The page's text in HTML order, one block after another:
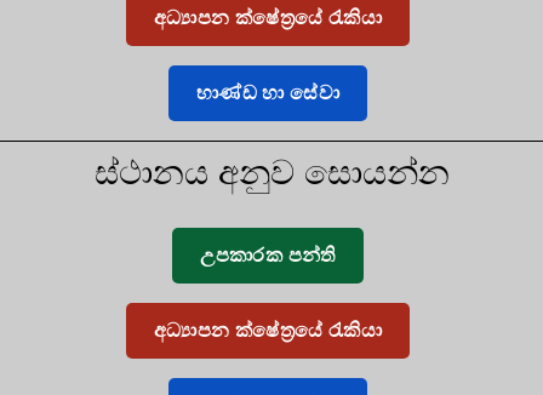
අධ්‍යාපන ක්ෂේත්‍රයේ රැකියා
භාණ්ඩ හා සේවා
ස්ථානය අනුව සොයන්න
උපකාරක පන්ති
අධ්‍යාපන ක්ෂේත්‍රයේ රැකියා